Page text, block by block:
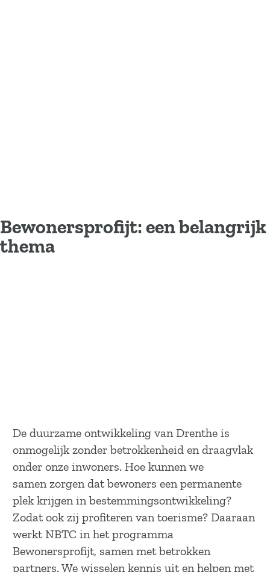
Bewonersprofijt: een belangrijk
thema
De duurzame ontwikkeling van Drenthe is
onmogelijk zonder betrokkenheid en draagvlak
onder onze inwoners. Hoe kunnen we
samen zorgen dat bewoners een permanente
plek krijgen in bestemmingsontwikkeling?
Zodat ook zij profiteren van toerisme? Daaraan
werkt NBTC in het programma
Bewonersprofijt, samen met betrokken
partners. We wisselen kennis uit en helpen met